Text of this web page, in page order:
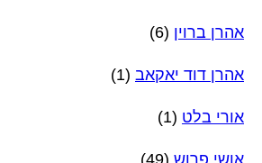
אהרן ברוין (6)
אהרן דוד יאקאב (1)
אורי בלט (1)
אושי פרוש (49)